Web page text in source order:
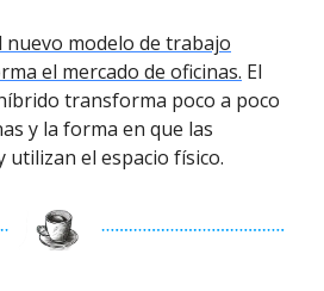
nuevo modelo de trabajo
el mercado de oficinas. El
transforma poco a poco
y la forma en que las
utilizan el espacio físico.